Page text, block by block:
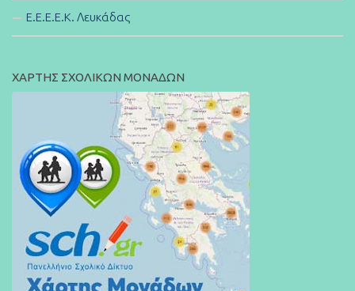
E.E.E.E.K. Λευκάδας
ΧΑΡΤΗΣ ΣΧΟΛΙΚΩΝ ΜΟΝΑΔΩΝ